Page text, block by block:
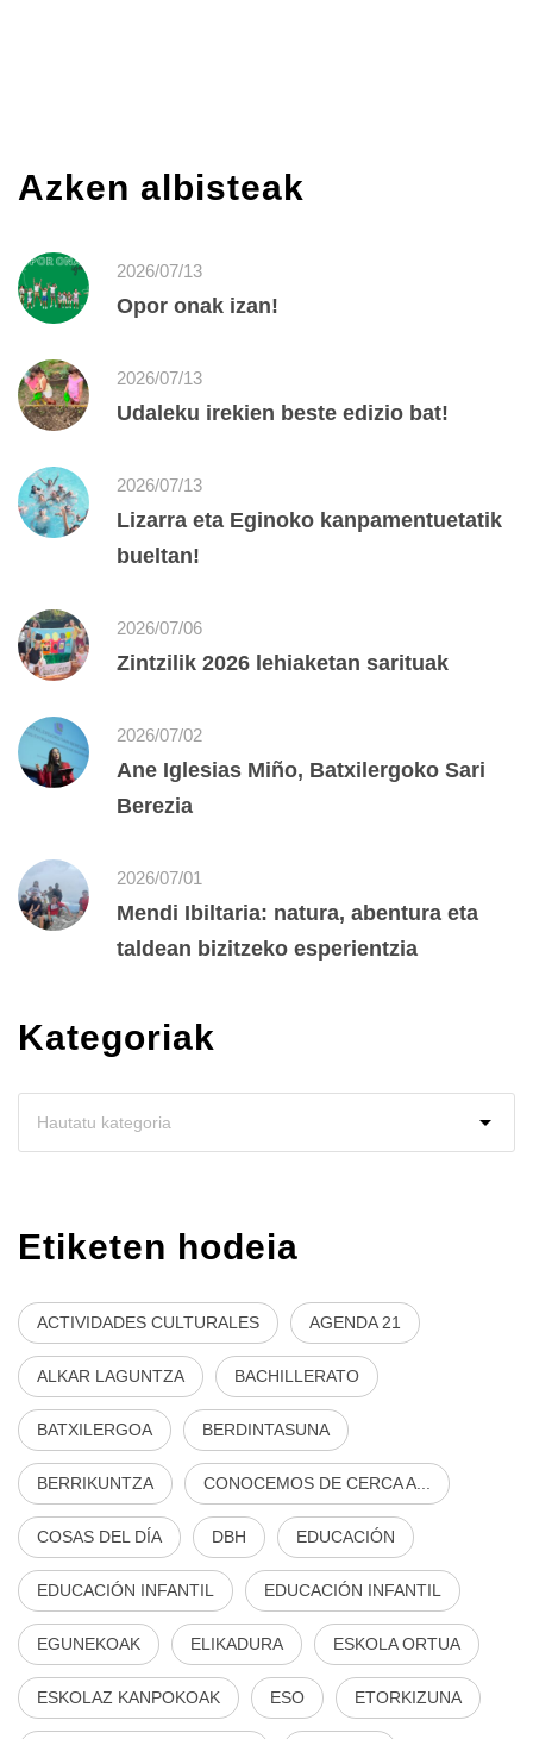
Azken albisteak
2026/07/13
Opor onak izan!
2026/07/13
Udaleku irekien beste edizio bat!
2026/07/13
Lizarra eta Eginoko kanpamentuetatik
bueltan!
2026/07/06
Zintzilik 2026 lehiaketan sarituak
2026/07/02
Ane Iglesias Miño, Batxilergoko Sari
Berezia
2026/07/01
Mendi Ibiltaria: natura, abentura eta
taldean bizitzeko esperientzia
Kategoriak
Etiketen hodeia
ACTIVIDADES CULTURALES AGENDA 21
ALKAR LAGUNTZA BACHILLERATO
BATXILERGOA BERDINTASUNA
BERRIKUNTZA CONOCEMOS DE CERCA A...
COSAS DEL DÍA DBH EDUCACIÓN
EDUCACIÓN INFANTIL EDUCACIÓN INFANTIL
EGUNEKOAK ELIKADURA ESKOLA ORTUA
ESKOLAZ KANPOKOAK ESO ETORKIZUNA